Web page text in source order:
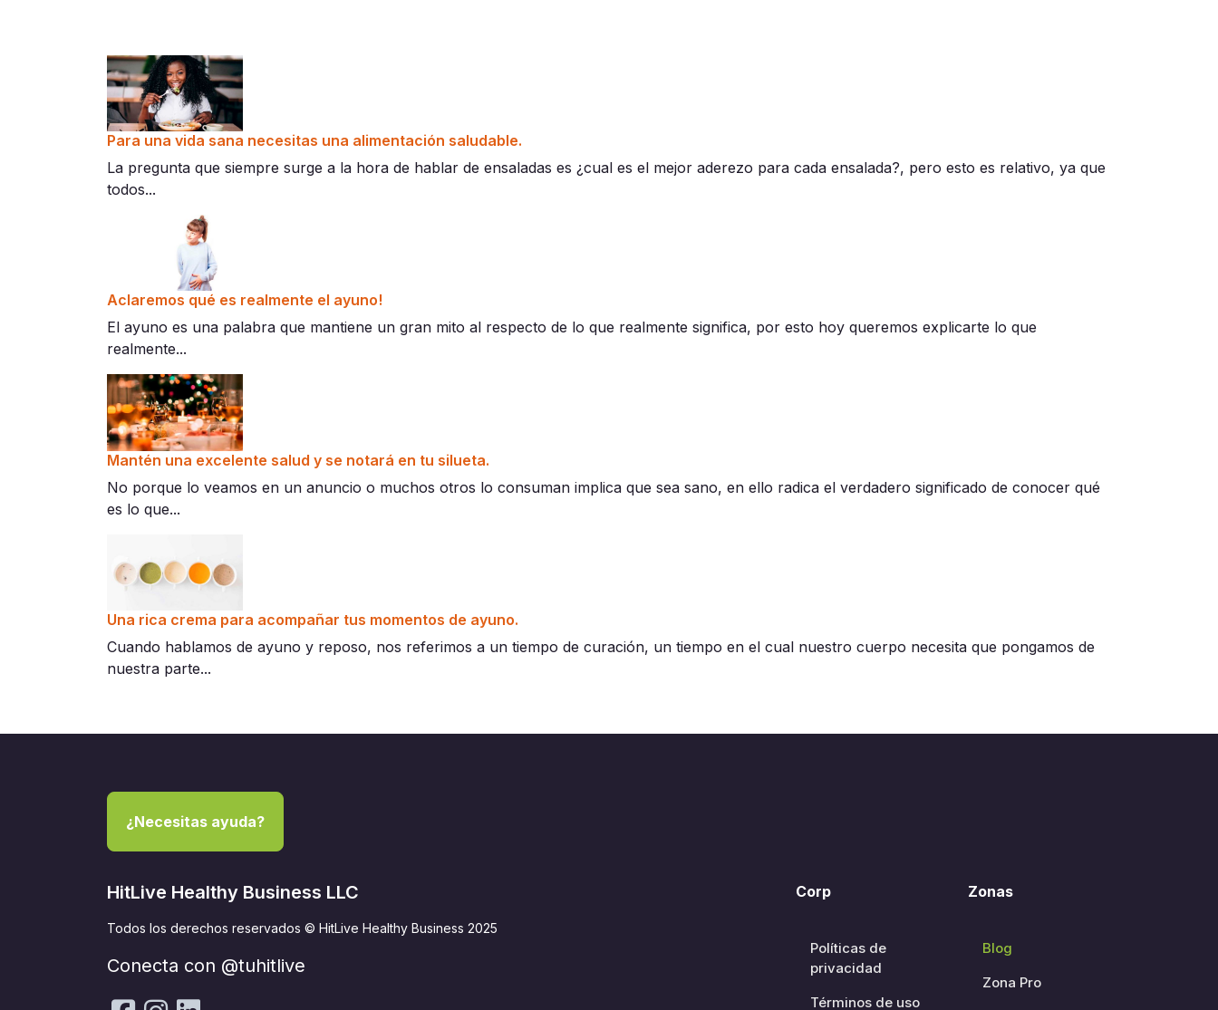
Para una vida sana necesitas una alimentación saludable.
La pregunta que siempre surge a la hora de hablar de ensaladas es ¿cual es el mejor aderezo para cada ensalada?, pero esto es relativo, ya que
todos...
Aclaremos qué es realmente el ayuno!
El ayuno es una palabra que mantiene un gran mito al respecto de lo que realmente significa, por esto hoy queremos explicarte lo que
realmente...
Mantén una excelente salud y se notará en tu silueta.
No porque lo veamos en un anuncio o muchos otros lo consuman implica que sea sano, en ello radica el verdadero significado de conocer qué
es lo que...
Una rica crema para acompañar tus momentos de ayuno.
Cuando hablamos de ayuno y reposo, nos referimos a un tiempo de curación, un tiempo en el cual nuestro cuerpo necesita que pongamos de
nuestra parte...
¿Necesitas ayuda?
HitLive Healthy Business LLC
Todos los derechos reservados © HitLive Healthy Business 2025
Conecta con @tuhitlive
Corp
Políticas de
privacidad
Términos de uso
Zonas
Blog
Zona Pro